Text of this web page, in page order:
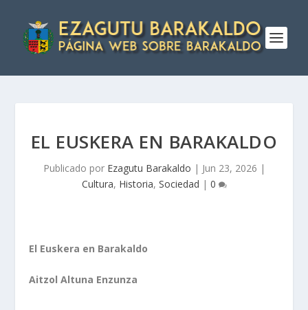
EL EUSKERA EN BARAKALDO
Publicado por Ezagutu Barakaldo | Jun 23, 2026 |
Cultura, Historia, Sociedad | 0
El Euskera en Barakaldo
Aitzol Altuna Enzunza